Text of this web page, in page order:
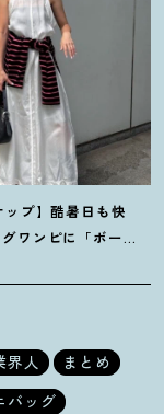
ップ】酷暑日も快
ワンピに「ボー
界人
まとめ
バッグ